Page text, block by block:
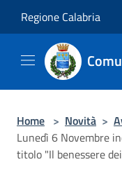
Regione Calabria
Home > Novità >
Lunedì 6 Novembre
titolo "Il benessere